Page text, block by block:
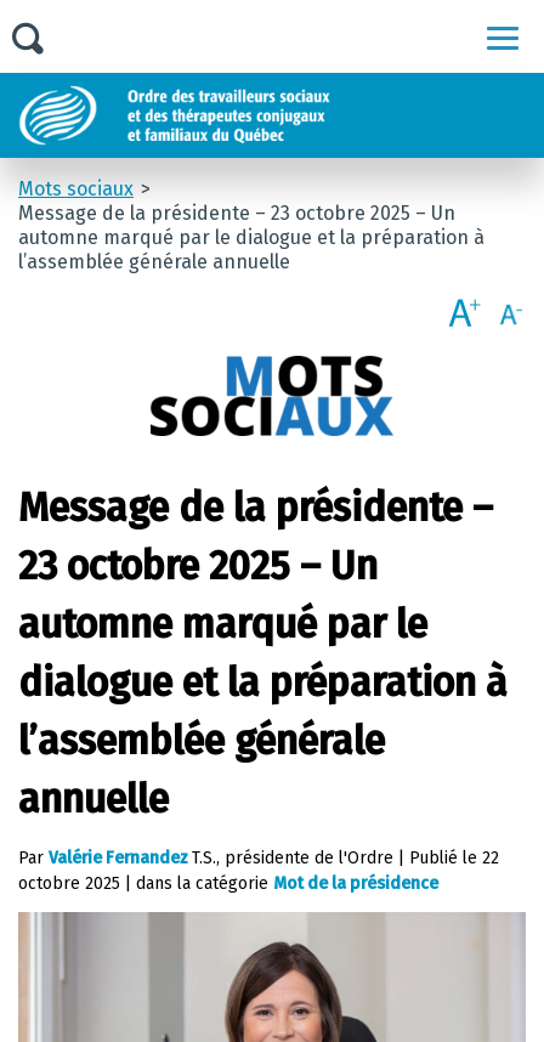
Mots sociaux
Message de la présidente – 23 octobre 2025 – Un
automne marqué par le dialogue et la préparation à
l’assemblée générale annuelle
Message de la présidente –
23 octobre 2025 – Un
automne marqué par le
dialogue et la préparation à
l’assemblée générale
annuelle
Par Valérie FernandezT.S., présidente de l'Ordre Publié le 22
octobre 2025
dans la catégorie Mot de la présidence